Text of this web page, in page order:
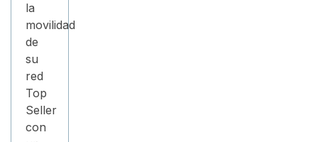
la
movilidad
de
su
red
Top
Seller
con